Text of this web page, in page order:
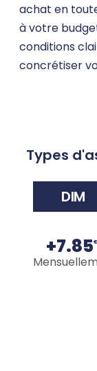
Types
DIM
+7.85€
achat en
à votre
conditions
concrétiser